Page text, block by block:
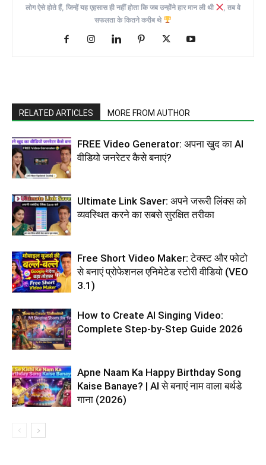
लोग ऐसे होते हैं, जिन्हें यह एहसास ही नहीं होता कि जब उन्होंने हार मान ली थी
, तब वे
सफलता के कितने करीब थे
RELATED ARTICLES MORE FROM AUTHOR
FREE Video Generator: अपना खुद का AI
वीडियो जनरेटर कैसे बनाएं?
Ultimate Link Saver: अपने जरूरी लिंक्स को
व्यवस्थित करने का सबसे सुरक्षित तरीका
Free Short Video Maker: टेक्स्ट और फोटो
से बनाएं प्रोफेशनल एनिमेटेड स्टोरी वीडियो (VEO
3.1)
How to Create AI Singing Video:
Complete Step-by-Step Guide 2026
Apne Naam Ka Happy Birthday Song
Kaise Banaye? | AI से बनाएं नाम वाला बर्थडे
गाना (2026)